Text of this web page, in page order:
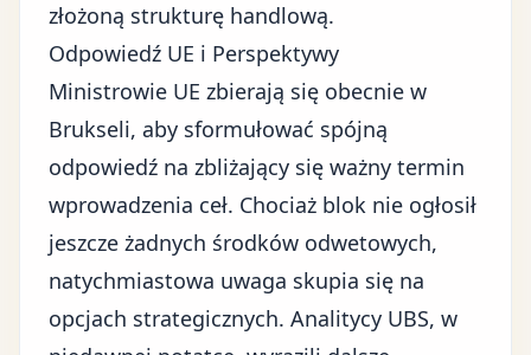
złożoną strukturę handlową.
Odpowiedź UE i Perspektywy
Ministrowie UE zbierają się obecnie w
Brukseli, aby sformułować spójną
odpowiedź na zbliżający się ważny termin
wprowadzenia ceł. Chociaż blok nie ogłosił
jeszcze żadnych środków odwetowych,
natychmiastowa uwaga skupia się na
opcjach strategicznych. Analitycy UBS, w